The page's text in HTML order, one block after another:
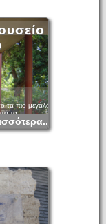
τα πιο μεγάλα
τα
όλες τις
σε όλη
είναι η
θεωρείται το
της πόλης
1940, σε
Στην ίδια